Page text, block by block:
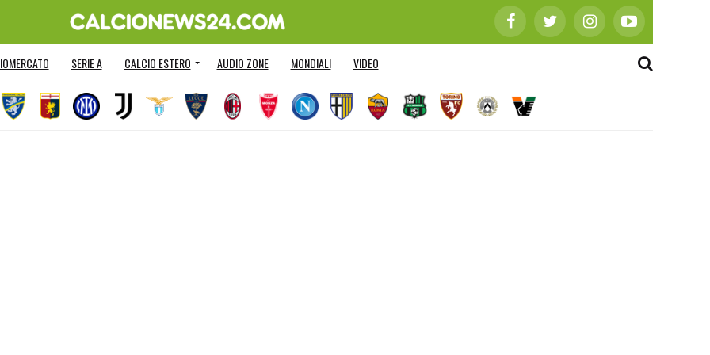
SERIE A CALCIO ESTERO AUDIO ZONE MONDIALI VIDEO